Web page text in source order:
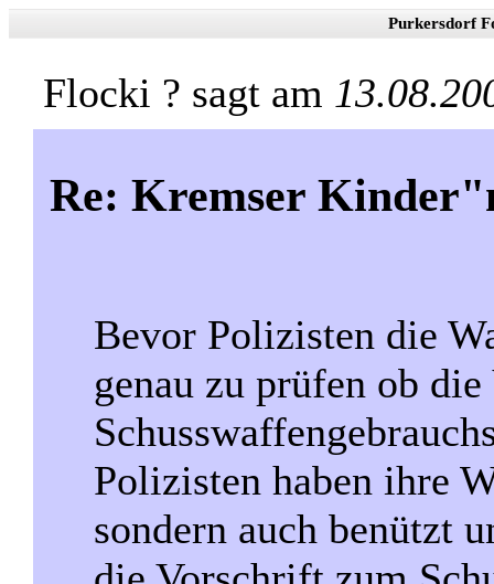
Purkersdorf
Flocki ? sagt am
Re: Kremser
Bevor Polizisten die
genau zu prüfen ob die
Polizisten haben ihre
sondern auch benützt